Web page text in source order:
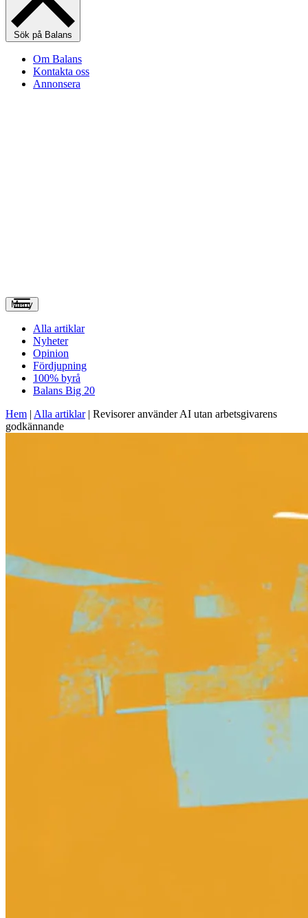
Sök på Balans
Om Balans
Kontakta oss
Annonsera
Meny
Alla artiklar
Nyheter
Opinion
Fördjupning
100% byrå
Balans Big 20
Hem | Alla artiklar| Revisorer använder AI utan arbetsgivarens
godkännande